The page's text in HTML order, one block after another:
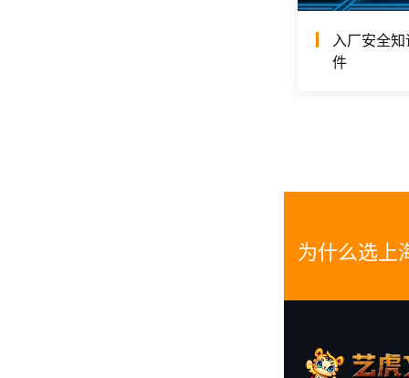
入厂安全
件
为什么选上